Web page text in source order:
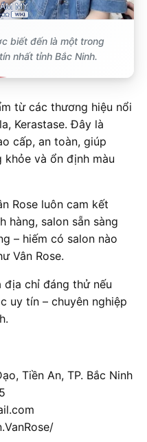
biết đến là một trong
nhất tỉnh Bắc Ninh.
từ các thương hiệu nổi
Kerastase. Đây là
cấp, an toàn, giúp
và ổn định màu
Rose luôn cam kết
hàng, salon sẵn sàng
– hiếm có salon nào
Vân Rose.
địa chỉ đáng thử nếu
uy tín – chuyên nghiệp
Tiền An, TP. Bắc Ninh